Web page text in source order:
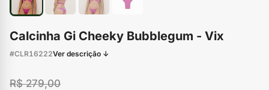
Calcinha Gi Cheeky Bubblegum - Vix
#CLR16222Ver descrição ↓
R$ 279,00